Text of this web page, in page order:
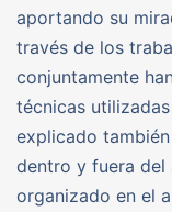
aportando su
través de los
conjuntamente
técnicas
explicado
dentro y fuera del
organizado en el